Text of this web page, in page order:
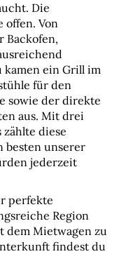
Die
offen. Von
Backofen,
kamen ein Grill im
für den
sowie der direkte
aus. Mit drei
diese
besten unserer
jederzeit
perfekte
Region
dem Mietwagen zu
findest du